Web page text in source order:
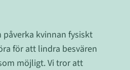
påverka kvinnan fysiskt
för att lindra besvären
möjligt. Vi tror att